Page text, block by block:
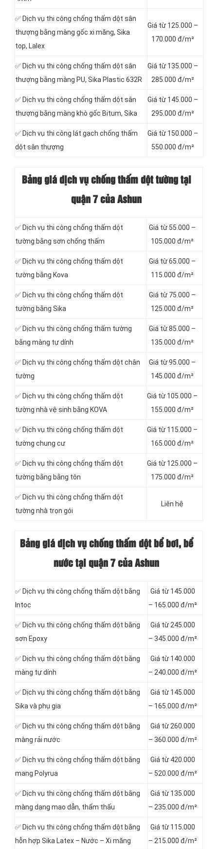
✅ Dịch vụ thi công chống thấm dột sân
thượng bằng màng gốc xi măng, Sika
top, Lalex
Giá từ 125.000 –
170.000 đ/m²
✅ Dịch vụ thi công chống thấm dột sân
thượng bằng màng PU, Sika Plastic 632R
Giá từ 135.000 –
285.000 đ/m²
✅ Dịch vụ thi công chống thấm dột sân
thượng bằng màng khò gốc Bitum, Sika
Giá từ 145.000 –
295.000 đ/m²
✅ Dịch vụ thi công lát gạch chống thấm
dột sân thượng
Giá từ 150.000 –
550.000 đ/m²
Bảng giá dịch vụ chống thấm dột tường tại
quận 7 của Ashun
✅ Dịch vụ thi công chống thấm dột
tường bằng sơn chống thấm
Giá từ 55.000 –
105.000 đ/m²
✅ Dịch vụ thi công chống thấm dột
tường bằng Kova
Giá từ 65.000 –
115.000 đ/m²
✅ Dịch vụ thi công chống thấm dột
tường bằng Sika
Giá từ 75.000 –
125.000 đ/m²
✅ Dịch vụ thi công chống thấm tường
bằng màng tự dính
Giá từ 85.000 –
135.000 đ/m²
✅ Dịch vụ thi công chống thấm dột chân
tường
Giá từ 95.000 –
145.000 đ/m²
✅ Dịch vụ thi công chống thấm dột
tường nhà vệ sinh bằng KOVA
Giá từ 105.000 –
155.000 đ/m²
✅ Dịch vụ thi công chống thấm dột
tường chung cư
Giá từ 115.000 –
165.000 đ/m²
✅ Dịch vụ thi công chống thấm dột
tường bằng bằng tôn
Giá từ 125.000 –
175.000 đ/m²
✅ Dịch vụ thi công chống thấm dột
tường nhà trọn gói
Liên hệ
Bảng giá dịch vụ chống thấm dột bể bơi, bể
nước tại quận 7 của Ashun
✅ Dịch vụ thi công chống thấm dột bằng
Intoc
Giá từ 145.000
– 165.000 đ/m²
✅ Dịch vụ thi công chống thấm dột bằng
sơn Epoxy
Giá từ 245.000
– 345.000 đ/m²
✅ Dịch vụ thi công chống thấm dột bằng
màng tự dính
Giá từ 140.000
– 240.000 đ/m²
✅ Dịch vụ thi công chống thấm dột bằng
Sika và phụ gia
Giá từ 145.000
– 165.000 đ/m²
✅ Dịch vụ thi công chống thấm dột bằng
màng rải nước
Giá từ 260.000
– 360.000 đ/m²
✅ Dịch vụ thi công chống thấm dột bằng
mang Polyrua
Giá từ 420.000
– 520.000 đ/m²
✅ Dịch vụ thi công chống thấm dột bằng
màng dạng mao dẫn, thẩm thấu
Giá từ 135.000
– 235.000 đ/m²
✅ Dịch vụ thi công chống thấm dột bằng
hỗn hợp Sika Latex – Nước – Xi măng
Giá từ 115.000
– 215.000 đ/m²